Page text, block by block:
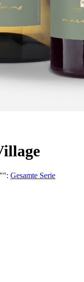
": Gesamte Serie